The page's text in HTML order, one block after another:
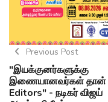
Previous Post
"இயக்குனர்களுக்கு
இணையானவர்கள் தான்
Editors" - நடிகர் விஜய்